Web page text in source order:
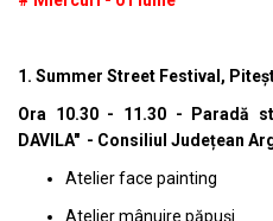
1. Summer Street Festival,
Ora 10.30 - 11.30 - Paradă
DAVILA" - Consiliul Județean
Atelier face painting
Atelier mânuire păpuși